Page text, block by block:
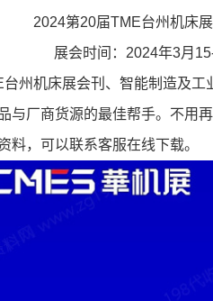
2024第20届TME台州机床
展会时间：2024年3月
州机床展会刊、智能制造及工
与厂商货源的最佳帮手。不用
料，可以联系客服在线下载。